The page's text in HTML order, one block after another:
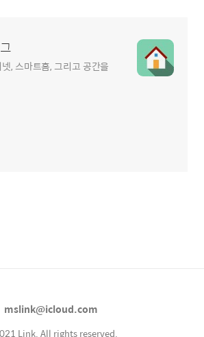
, 스마트홈, 그리고 공간을
mslink@icloud.com
Link. All rights reserved.